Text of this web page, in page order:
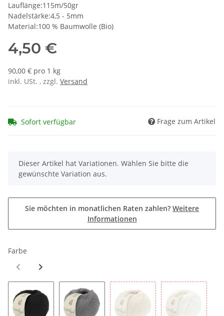
Lauflänge:115m/50gr
Nadelstärke:4,5 - 5mm
Material:100 % Baumwolle (Bio)
4,50 €
90,00 € pro 1 kg
inkl. USt. , zzgl. Versand
Sofort verfügbar Frage zum Artikel
x
Dieser Artikel hat Variationen. Wählen Sie bitte die
gewünschte Variation aus.
Sie möchten in monatlichen Raten zahlen? Weitere
Informationen
Farbe